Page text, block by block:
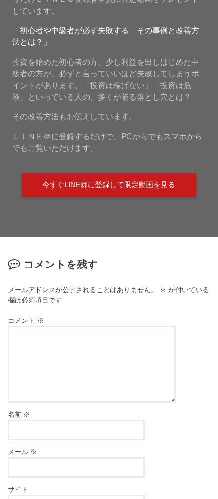
しています。
「初心者や中級者が必ず失敗する その事例と改善方
法とは？」
投資を始めた初心者の方、少し利益を出しはじめた中
級者の方が、必ずと言っていいほど失敗してしまうポ
イントがあります。「投資は稼げない」「投資は危
険」といっている人の、多くが陥る落とし穴とは？
その改善方法もお伝えしています。
ＬＩＮＥ＠に登録するだけで、PCからでもスマホから
でもご覧いただけます。
今すぐLINE@に登録して限定動画を見る
コメントを残す
メールアドレスが公開されることはありません。 ※ が付いている
欄は必須項目です
コメント ※
名前 ※
メール ※
サイト